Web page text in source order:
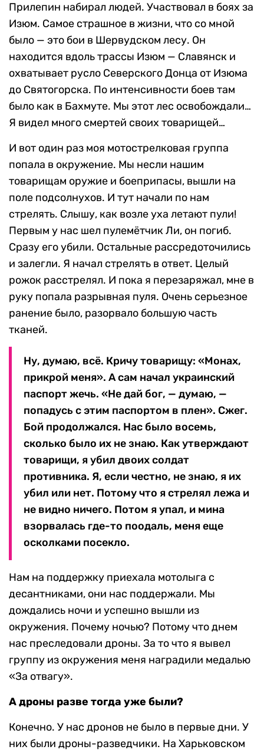
Прилепин набирал людей. Участвовал в боях за
Изюм. Самое страшное в жизни, что со мной
было — это бои в Шервудском лесу. Он
находится вдоль трассы Изюм — Славянск и
охватывает русло Северского Донца от Изюма
до Святогорска. По интенсивности боев там
было как в Бахмуте. Мы этот лес освобождали…
Я видел много смертей своих товарищей…
И вот один раз моя мотострелковая группа
попала в окружение. Мы несли нашим
товарищам оружие и боеприпасы, вышли на
поле подсолнухов. И тут начали по нам
стрелять. Слышу, как возле уха летают пули!
Первым у нас шел пулемётчик Ли, он погиб.
Сразу его убили. Остальные рассредоточились
и залегли. Я начал стрелять в ответ. Целый
рожок расстрелял. И пока я перезаряжал, мне в
руку попала разрывная пуля. Очень серьезное
ранение было, разорвало большую часть
тканей.
Ну, думаю, всё. Кричу товарищу: «Монах,
прикрой меня». А сам начал украинский
паспорт жечь. «Не дай бог, — думаю, —
попадусь с этим паспортом в плен». Сжег.
Бой продолжался. Нас было восемь,
сколько было их не знаю. Как утверждают
товарищи, я убил двоих солдат
противника. Я, если честно, не знаю, я их
убил или нет. Потому что я стрелял лежа и
не видно ничего. Потом я упал, и мина
взорвалась где-то поодаль, меня еще
осколками посекло.
Нам на поддержку приехала мотолыга с
десантниками, они нас поддержали. Мы
дождались ночи и успешно вышли из
окружения. Почему ночью? Потому что днем
нас преследовали дроны. За то что я вывел
группу из окружения меня наградили медалью
«За отвагу».
А дроны разве тогда уже были?
Конечно. У нас дронов не было в первые дни. У
них были дроны-разведчики. На Харьковском